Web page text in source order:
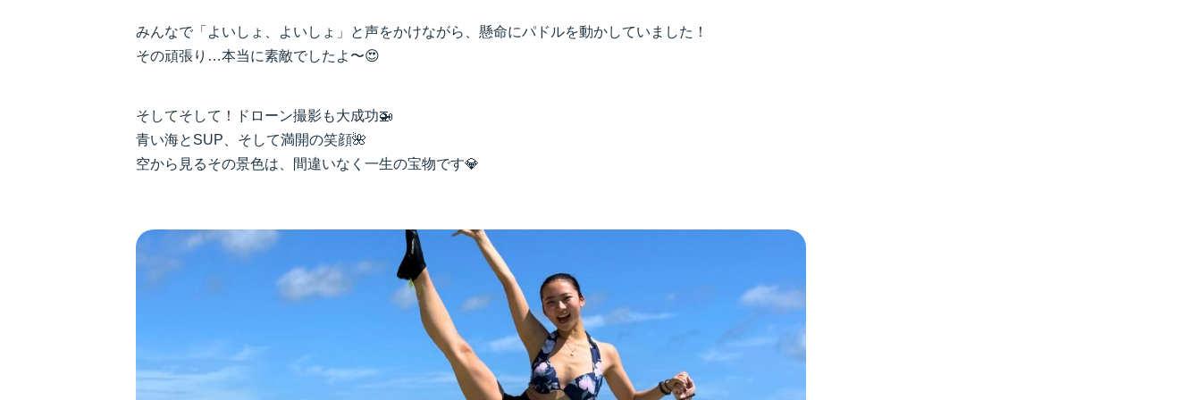
みんなで「よいしょ、よいしょ」と声をかけながら、懸命にパドルを動かしていました！
その頑張り…本当に素敵でしたよ〜😍
そしてそして！ドローン撮影も大成功🚁
青い海とSUP、そして満開の笑顔🌺
空から見るその景色は、間違いなく一生の宝物です💎